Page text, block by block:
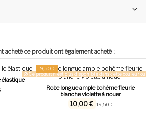
acheté ce produit ont également acheté :
élastique
-9,50 €
Ce produit n'est plus disponible dans cette couleur
Robe longue ample bohème fleurie
blanche violette à nouer
10,00 € 19,50 €